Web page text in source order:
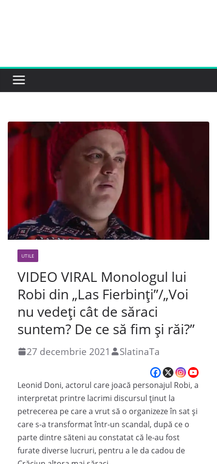
UTILE
VIDEO VIRAL Monologul lui
Robi din „Las Fierbinți”/„Voi
nu vedeţi cât de săraci
suntem? De ce să fim şi răi?”
27 decembrie 2021 SlatinaTa
Leonid Doni, actorul care joacă personajul Robi, a
interpretat printre lacrimi discursul ținut la
petrecerea pe care a vrut să o organizeze în sat și
care s-a transformat într-un scandal, după ce o
parte dintre săteni au constatat că le-au fost
furate diverse lucruri, pentru a le da cadou de